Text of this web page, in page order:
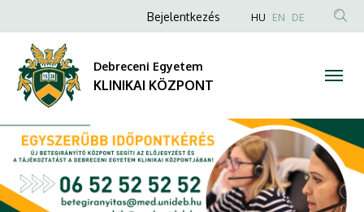
KÖZPONT
Anonim
fiók
menüje
Bejelentkezés HU EN DE
Debreceni Egyetem
KLINIKAI KÖZPONT
DIAVETÍTÉS